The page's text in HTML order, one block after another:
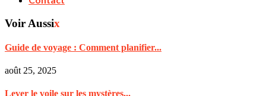
Voir Aussix
Guide de voyage : Comment planifier...
août 25, 2025
Lever le voile sur les mystères...